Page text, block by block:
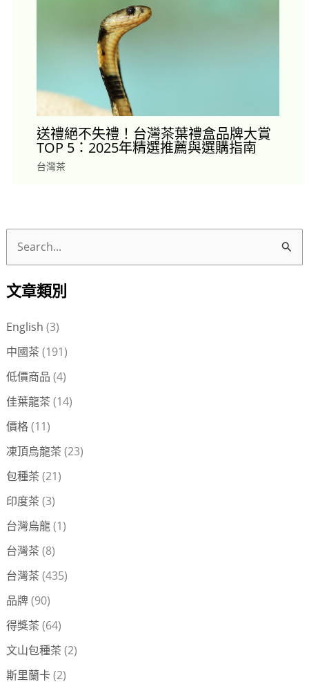
送禮絕不失禮！台灣茶葉禮盒品牌大賞
TOP 5：2025年精選推薦與選購指南
台灣茶
關
文章類別
English (3)
中國茶 (191)
低價商品 (4)
佳葉龍茶 (14)
價格(11)
凍頂烏龍茶 (23)
包種茶 (21)
印度茶 (3)
台灣烏龍(1)
台灣茶 (8)
台灣茶 (435)
品牌(90)
得獎茶 (64)
文山包種茶 (2)
斯里蘭卡(2)